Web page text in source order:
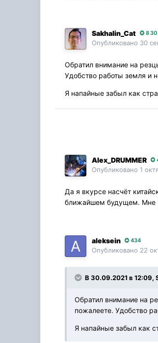
Sakhalin_Cat 8
Опубликовано 30
Обратил внимание на
Удобство работы земля и
Я напайные забыл как
Alex_DRUMMER
Опубликовано1
Да я вкурсе насчёт
ближайшем будущем. Мне
aleksein 434
Опубликовано 22
В 30.09.2021 в 12:09,
Обратил внимание на
пожалеете. Удобство
Я напайные забыл как